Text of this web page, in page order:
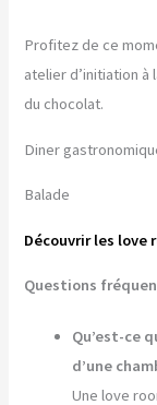
Profitez de ce
atelier d’initiation à
du chocolat.
Diner
Balade
Découvrir les love
Questions
Qu’est-ce
d’une
Une love